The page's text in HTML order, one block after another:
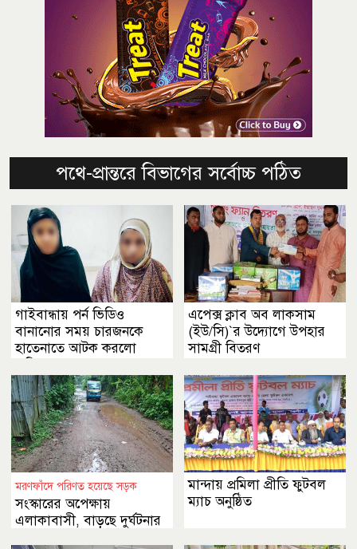
পথে-প্রান্তরে বিভাগের সর্বোচ্চ পঠিত
গাইবান্ধায় পর্ন ভিডিও
বানানোর সময় চারজনকে
হাতেনাতে আটক করলো
এপেক্স ক্লাব অব লাকসাম
(ইউ/সি)‍‍`র উদ্যোগে উপহার
সামগ্রী বিতরণ
মরণফাঁদে পরিণত হয়েছে সড়ক
সংস্কারের অপেক্ষায়
এলাকাবাসী, বাড়ছে দুর্ঘটনার
মান্দায় প্রমিলা প্রীতি ফুটবল
ম্যাচ অনুষ্ঠিত